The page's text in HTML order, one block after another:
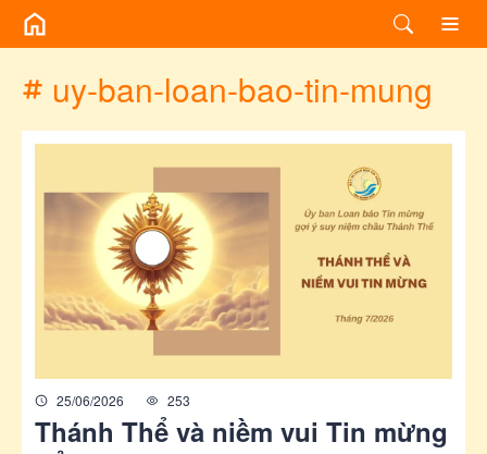
uy-ban-loan-bao-tin-mung
25/06/2026 253
Thánh Thể và niềm vui Tin mừng
/chuyen-de/tag?id=uy-ban-loan-bao-tin-mung